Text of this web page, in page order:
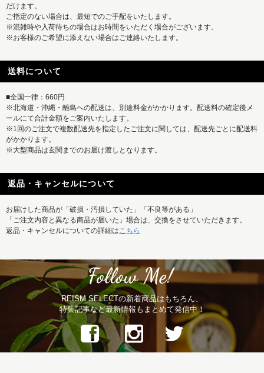
だけます。
ご指定のない場合は、最短でのご手配をいたします。
※混雑時や入荷待ちの場合はお時間をいただく場合がございます。
※お客様のご希望に添えない場合はご連絡いたします。
送料について
■全国一律：660円
※北海道・沖縄・離島への配送は、別途料金がかかります。配送料の確定後メ
ールにて合計金額をご案内いたします。
※1回のご注文で複数配送先を指定したご注文に関しては、配送先ごとに配送料
がかかります。
※大型商品は玄関までのお届け渡しとなります。
返品・キャンセルについて
お届けした商品が「破損・汚損していた」「不良等がある」
「ご注文内容と異なる商品が届いた」場合は、交換をさせていただきます。
返品・キャンセルについての詳細は こちら
REISM SELECTの新着商品はもちろん、
特集記事など最新情報もまとめて発信中！